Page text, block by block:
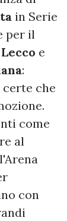
in Serie
per il
Lecco e
:
che
come
al
con